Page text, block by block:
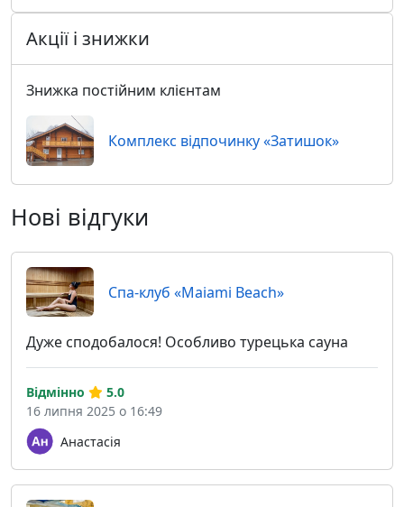
Акції і знижки
Знижка постійним клієнтам
Комплекс відпочинку «Затишок»
Нові відгуки
Спа-клуб «Maiami Beach»
Дуже сподобалося! Особливо турецька сауна
Анастасія
Відмінно
5.0
16 липня 2025 о 16:49